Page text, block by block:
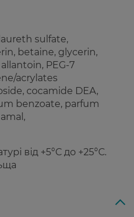
sulfate,
betaine, glycerin,
PEG-7
acrylates
cocamide DEA,
benzoate, parfum
від +5°С до +25°С.